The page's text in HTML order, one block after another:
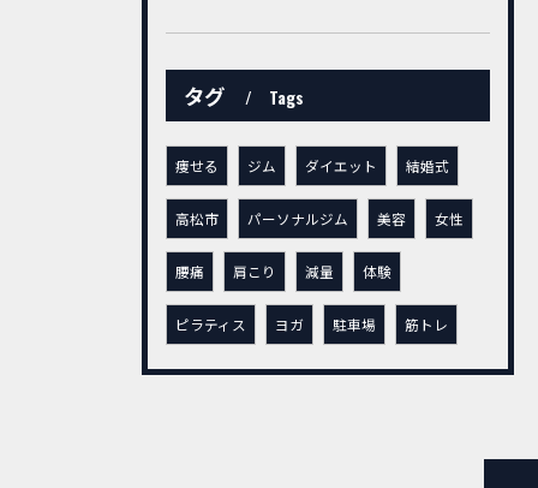
タグ Tags
痩せる ジム ダイエット 結婚式
高松市 パーソナルジム 美容 女性
腰痛 肩こり 減量 体験
ピラティス ヨガ 駐車場 筋トレ